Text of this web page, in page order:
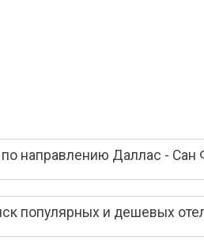
направлению Даллас - Сан
популярных и дешевых